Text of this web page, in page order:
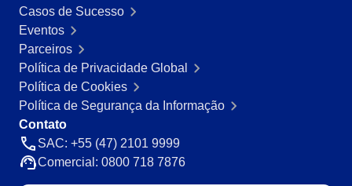
Casos de Sucesso
Eventos
Parceiros
Política de Privacidade Global
Política de Cookies
Política de Segurança da Informação
Contato
SAC: +55 (47) 2101 9999
Comercial: 0800 718 7876